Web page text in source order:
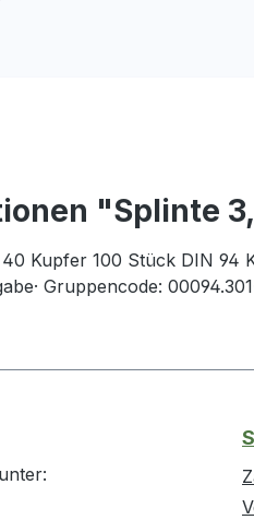
"Splinte
Kupfer 100 Stück DIN 94
Gruppencode: